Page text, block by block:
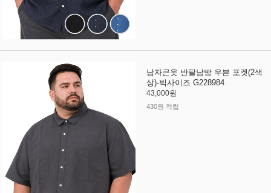
남자큰옷 반팔남방 우븐 포켓(2색
상)-빅사이즈 G228984
43,000원
430원 적립